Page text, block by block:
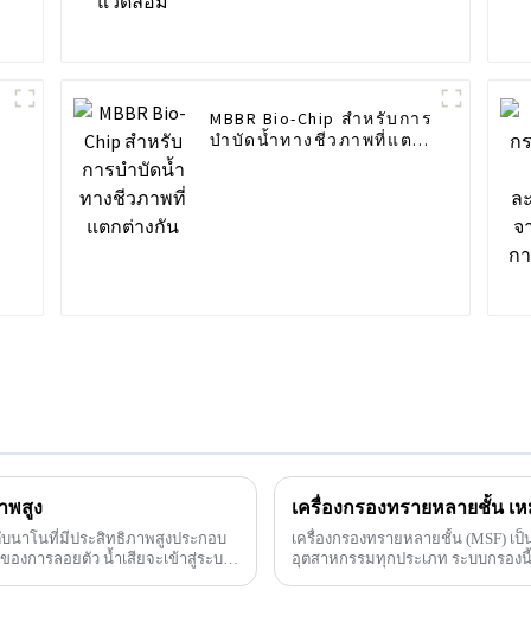
MBBR Bio-Chip สำหรับการ
บำบัดน้ำทางชีวภาพที่แตก
พสูง
นาโนที่มีประสิทธิภาพสูงประกอบ
การลอยตัว น้ำเสียจะเข้าสู่ระบบ
เครื่องกรองทรายหลายชั้น (MSF)
อุตสาหกรรมทุกประเภท ระบบกรอ